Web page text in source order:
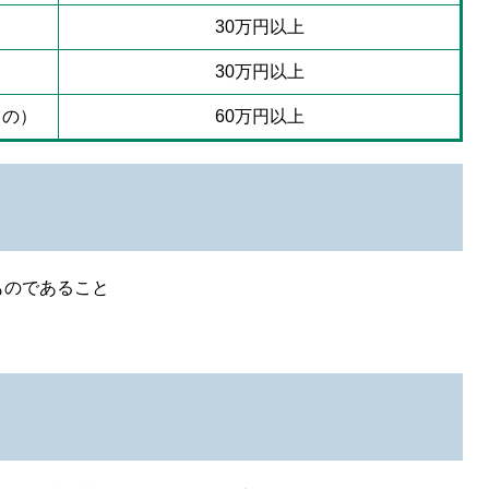
30万円以上
30万円以上
） 60万円以上
であること